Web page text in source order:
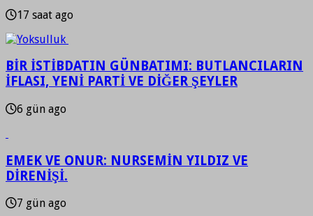
17 saat ago
BİR İSTİBDATIN GÜNBATIMI: BUTLANCILARIN
İFLASI, YENİ PARTİ VE DİĞER ŞEYLER
6 gün ago
EMEK VE ONUR: NURSEMİN YILDIZ VE
DİRENİŞİ.
7 gün ago